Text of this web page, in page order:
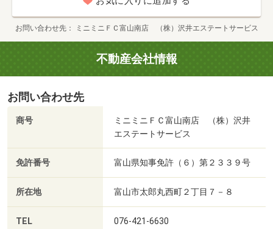
お問い合わせ先 ミニミニＦＣ富山南店 （株）沢井エステートサービス
不動産会社情報
お問い合わせ先
商号
ミニミニＦＣ富山南店 （株）沢井
エステートサービス
免許番号 富山県知事免許（６）第２３３９号
所在地 富山市太郎丸西町２丁目７－８
TEL 076-421-6630